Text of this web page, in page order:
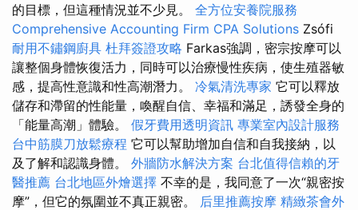
的目標，但這種情況並不少見。 全方位安養院服務
Comprehensive Accounting Firm CPA Solutions Zsófi
耐用不鏽鋼廚具 杜拜簽證攻略 Farkas強調，密宗按摩可以
讓整個身體恢復活力，同時可以治療慢性疾病，使生殖器敏
感，提高性意識和性高潮潛力。 冷氣清洗專家 它可以釋放
儲存和滯留的性能量，喚醒自信、幸福和滿足，誘發全身的
「能量高潮」體驗。 假牙費用透明資訊 專業室內設計服務
台中筋膜刀放鬆療程 它可以幫助增加自信和自我接納，以
及了解和認識身體。 外牆防水解決方案 台北值得信賴的牙
醫推薦 台北地區外燴選擇 不幸的是，我同意了一次“親密按
摩”，但它的氛圍並不真正親密。 后里推薦按摩 精緻茶會外